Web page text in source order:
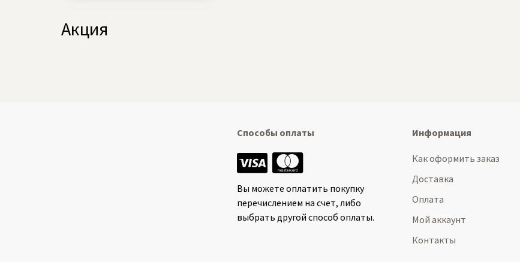
Акция
Способы оплаты
Вы можете оплатить покупку
перечислением на счет, либо
выбрать другой способ оплаты.
Информация
Как оформить заказ
Доставка
Оплата
Мой аккаунт
Контакты